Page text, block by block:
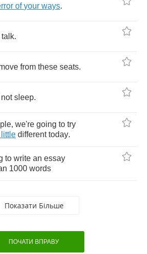
of your ways.
talk.
from these seats.
not sleep.
, we're going to try
little different today.
to write an essay
1000 words
Показати Більше
ПОЧАТИ ВПРАВУ